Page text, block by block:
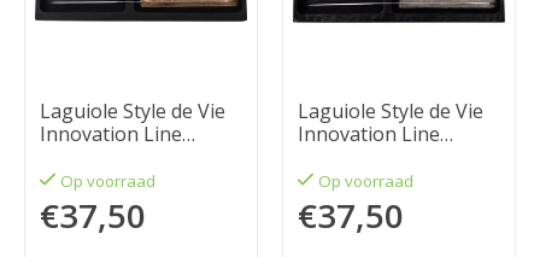
Laguiole Style de Vie
Innovation Line
delig glad eikenhout
Op voorraad
€37,50
Laguiole Style de Vie
Innovation Line
delig glad pakkahout
Op voorraad
€37,50